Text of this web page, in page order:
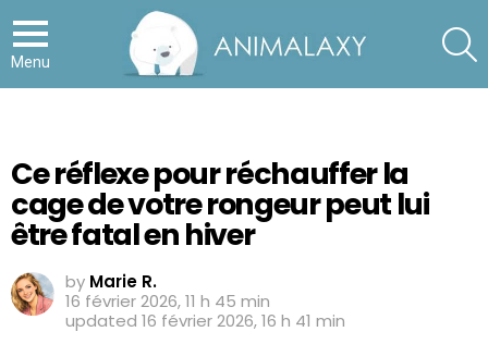
Menu
Ce réflexe pour réchauffer la
cage de votre rongeur peut lui
être fatal en hiver
by Marie R.
16 février 2026, 11 h 45 min
updated 16 février 2026, 16 h 41 min